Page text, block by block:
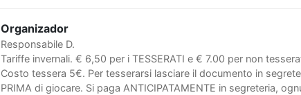
Organizador
Responsabile D.
Tariffe invernali. € 6,50 per i TESSERATI e € 7.00 per non
Costo tessera 5€. Per tesserarsi lasciare il documento in
PRIMA di giocare. Si paga ANTICIPATAMENTE in segreteria,